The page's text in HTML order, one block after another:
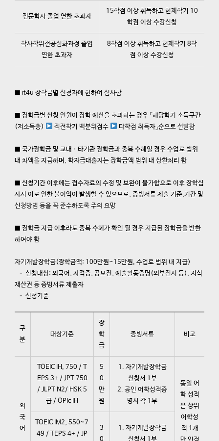
전문학사 졸업 연한 초과자
15학점 이상 취득하고 현재학기 10
학점 이상 수강신청
학사학위전공심화과정 졸업
연한 초과자
8학점 이상 취득하고 현재학기 8학
점 이상 수강신청
■ it4u 장학금별 신청자에 한하여 심사함
■ 장학금별 신청 인원이 장학 예산을 초과하는 경우 「해당학기 소득구간
(저소득층) 직전학기 백분위점수 다학점 취득자」순으로 선발함
■ 국가장학금 및 교내ㆍ타기관 장학금과 중복 수혜일 경우 수업료 범위
내 차액을 지급하며 , 학자금대출자는 장학금액 범위 내 상환처리 함
■ 신청기간 이후에는 접수자료의 수정 및 보완이 불가함으로 이후 장학심
사시 이로 인한 불이익이 발생할 수 있으므로, 증빙서류 제출 기준,기간 및
신청방법 등을 꼭 준수하도록 주의 요망
■ 장학금 지급 이후라도 중복 수혜가 확인 될 경우 지급된 장학금을 반환
하여야 함
자기개발장학금(장학금액: 100만원~15만원, 수업료 범위 내 지급)
– 신청대상: 외국어, 자격증, 공모전, 예술활동증명(외부전시 등), 지식
재산권 등 증빙서류 제출자
– 신청기준
구
분
대상기준
장
학
금
증빙서류 비고
외
국
어
TOEIC IH, 750 / T
EPS 3+ / JPT 750
/ JLPT N2/ HSK 5
급 / OPIc IH
5
0
만
원
1. 자기개발장학금
신청서 1부
2. 공인 어학성적증
명서 각 1부
동일 어
학 성적
은 상위
어학성
적 1개
TOEIC IM2, 550~7
49 / TEPS 4+ / JP
3
0
1. 자기개발장학금
신청서 1부